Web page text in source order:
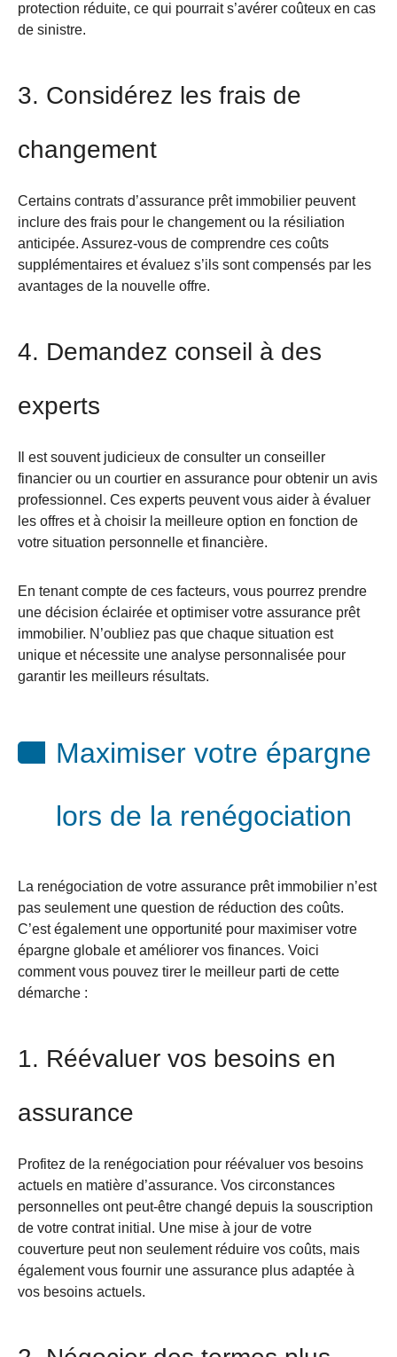
protection réduite, ce qui pourrait s’avérer coûteux en cas
de sinistre.
3. Considérez les frais de
changement
Certains contrats d’assurance prêt immobilier peuvent
inclure des frais pour le changement ou la résiliation
anticipée. Assurez-vous de comprendre ces coûts
supplémentaires et évaluez s’ils sont compensés par les
avantages de la nouvelle offre.
4. Demandez conseil à des
experts
Il est souvent judicieux de consulter un conseiller
financier ou un courtier en assurance pour obtenir un avis
professionnel. Ces experts peuvent vous aider à évaluer
les offres et à choisir la meilleure option en fonction de
votre situation personnelle et financière.
En tenant compte de ces facteurs, vous pourrez prendre
une décision éclairée et optimiser votre assurance prêt
immobilier. N’oubliez pas que chaque situation est
unique et nécessite une analyse personnalisée pour
garantir les meilleurs résultats.
Maximiser votre épargne
lors de la renégociation
La renégociation de votre assurance prêt immobilier n’est
pas seulement une question de réduction des coûts.
C’est également une opportunité pour maximiser votre
épargne globale et améliorer vos finances. Voici
comment vous pouvez tirer le meilleur parti de cette
démarche :
1. Réévaluer vos besoins en
assurance
Profitez de la renégociation pour réévaluer vos besoins
actuels en matière d’assurance. Vos circonstances
personnelles ont peut-être changé depuis la souscription
de votre contrat initial. Une mise à jour de votre
couverture peut non seulement réduire vos coûts, mais
également vous fournir une assurance plus adaptée à
vos besoins actuels.